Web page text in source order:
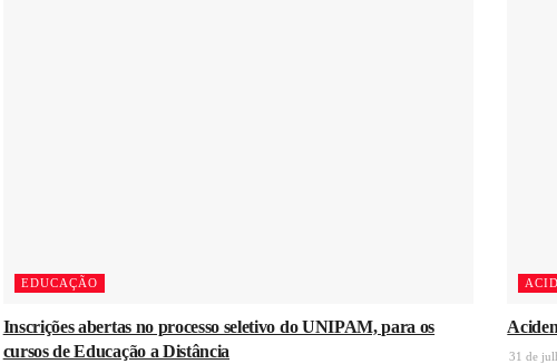
EDUCAÇÃO
Inscrições abertas no processo seletivo do UNIPAM, para os
cursos de Educação a Distância
31 de